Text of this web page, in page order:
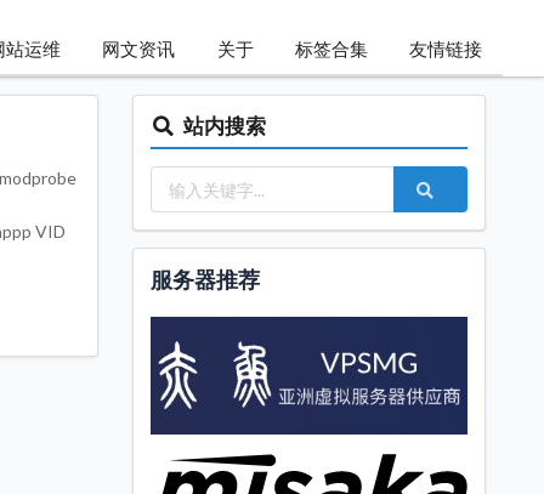
站运维 网文资讯 关于 标签合集 友情链接
VID
站内搜索
服务器推荐